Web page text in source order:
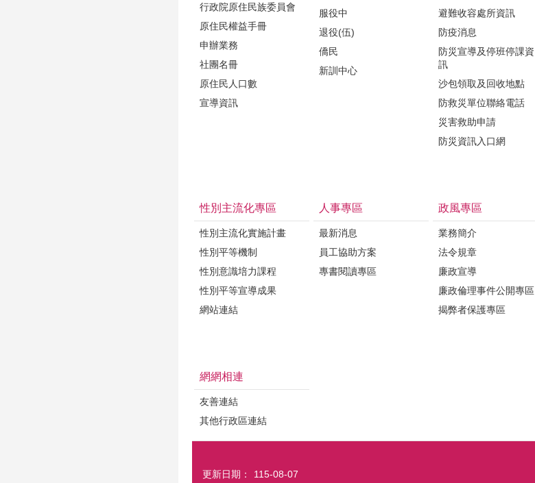
行政院原住民族委員會
原住民權益手冊
申辦業務
社團名冊
原住民人口數
宣導資訊
服役中
退役(伍)
僑民
新訓中心
避難收容處所資訊
防疫消息
防災宣導及停班停課資
訊
沙包領取及回收地點
防救災單位聯絡電話
災害救助申請
防災資訊入口網
性別主流化專區
性別主流化實施計畫
性別平等機制
性別意識培力課程
性別平等宣導成果
網站連結
人事專區
最新消息
員工協助方案
專書閱讀專區
政風專區
業務簡介
法令規章
廉政宣導
廉政倫理事件公開專區
揭弊者保護專區
網網相連
友善連結
其他行政區連結
更新日期： 115-08-07